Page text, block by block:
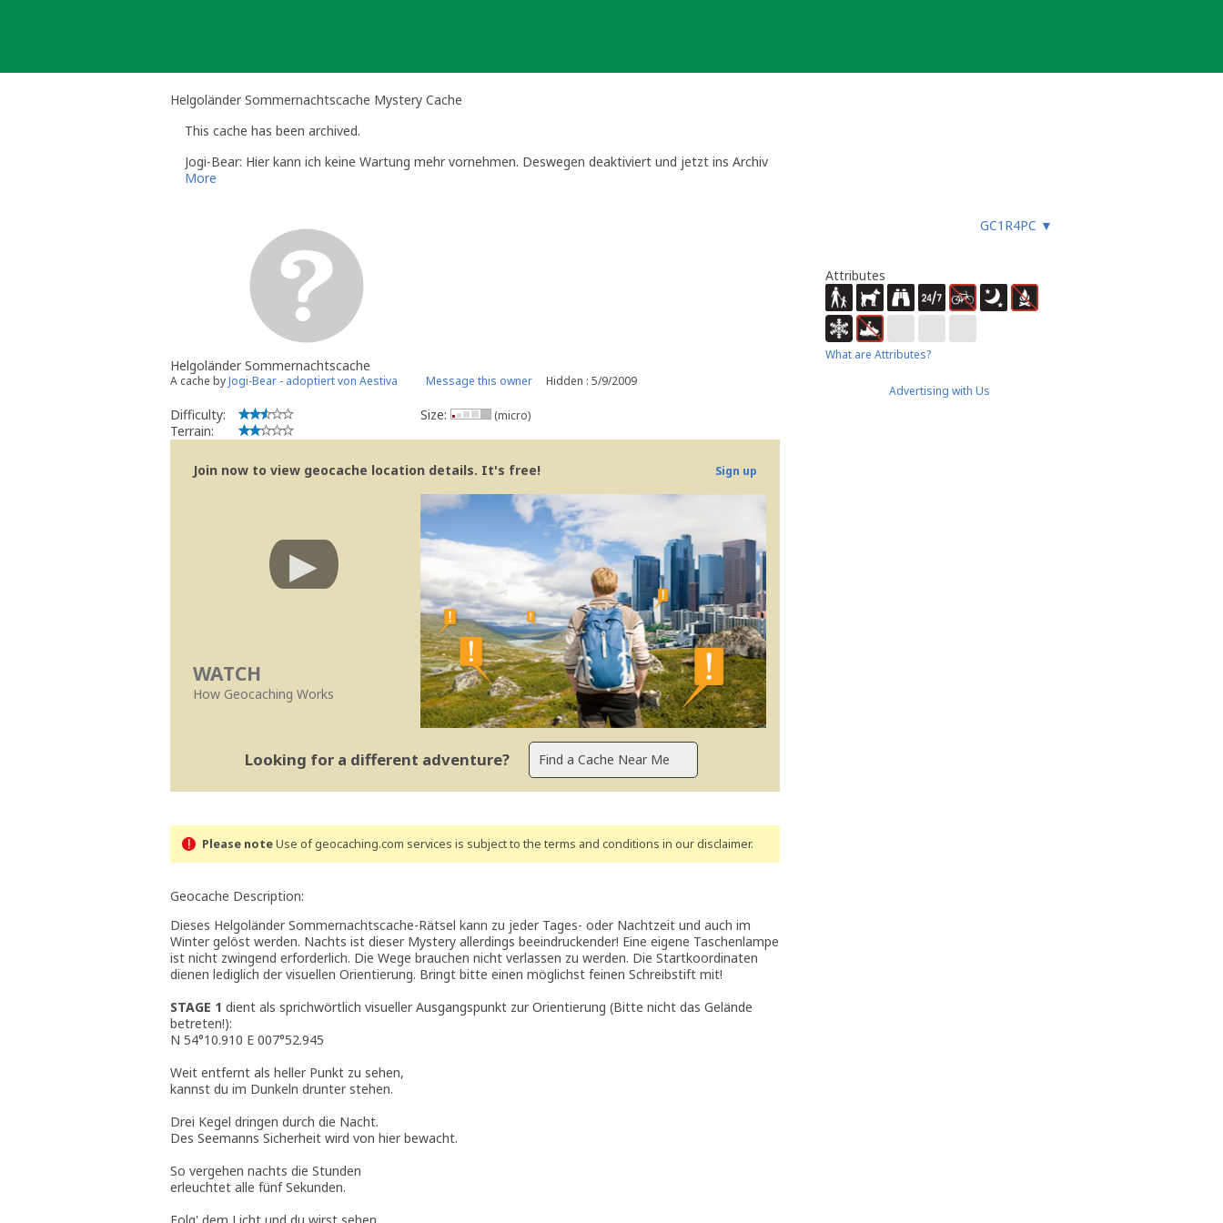
Helgoländer Sommernachtscache Mystery Cache
This cache has been archived.
Jogi-Bear: Hier kann ich keine Wartung mehr vornehmen. Deswegen deaktiviert und jetzt ins Archiv
More
GC1R4PC ▼
Helgoländer Sommernachtscache
A cache byJogi-Bear - adoptiert von Aestiva Message this owner Hidden : 5/9/2009
Difficulty:
Terrain:
Size: (micro)
Join now to view geocache location details. It's free! Sign up
WATCH
How Geocaching Works
Looking for a different adventure?
Please noteUse of geocaching.com services is subject to the terms and conditions in our disclaimer.
Geocache Description:
Dieses Helgoländer Sommernachtscache-Rätsel kann zu jeder Tages- oder Nachtzeit und auch im
Winter gelöst werden. Nachts ist dieser Mystery allerdings beeindruckender! Eine eigene Taschenlampe
ist nicht zwingend erforderlich. Die Wege brauchen nicht verlassen zu werden. Die Startkoordinaten
dienen lediglich der visuellen Orientierung. Bringt bitte einen möglichst feinen Schreibstift mit!
STAGE 1 dient als sprichwörtlich visueller Ausgangspunkt zur Orientierung (Bitte nicht das Gelände
betreten!):
N 54°10.910 E 007°52.945
Weit entfernt als heller Punkt zu sehen,
kannst du im Dunkeln drunter stehen.
Drei Kegel dringen durch die Nacht.
Des Seemanns Sicherheit wird von hier bewacht.
So vergehen nachts die Stunden
erleuchtet alle fünf Sekunden.
Attributes
What are Attributes?
Advertising with Us